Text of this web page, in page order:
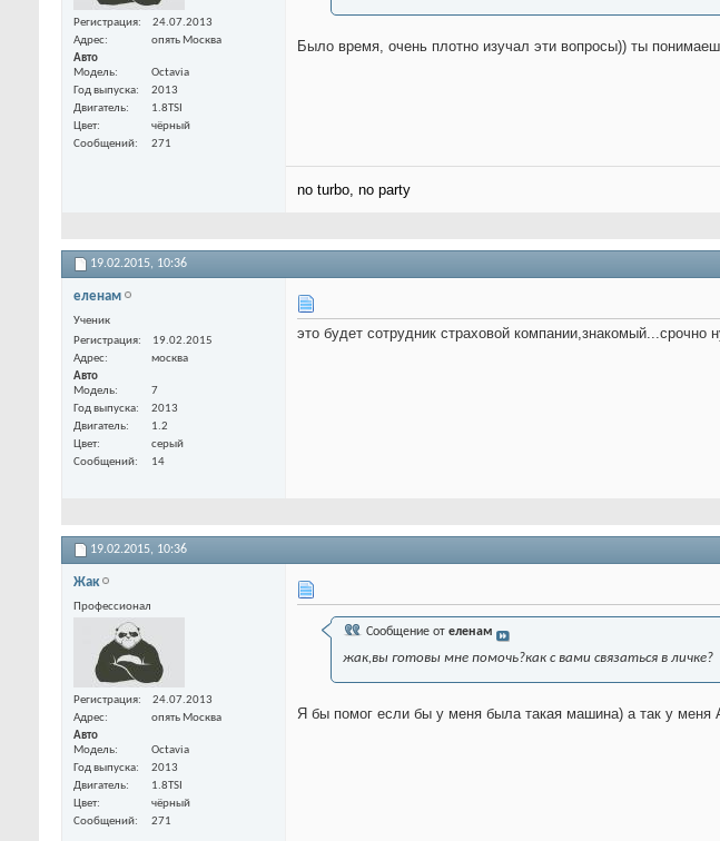
Регистрация
24.07.2013
Адрес
опять Москва
Авто
Модель
Octavia
Год выпуска
2013
Двигатель
1.8TSI
Цвет
чёрный
Сообщений
271
Было время, очень плотно изучал эти вопросы)) ты
no turbo, no party
19.02.2015, 10:36
еленам
Ученик
Регистрация
19.02.2015
Адрес
москва
Авто
Модель
7
Год выпуска
2013
Двигатель
1.2
Цвет
серый
Сообщений
14
это будет сотрудник страховой компании,знакомый...срочно
19.02.2015, 10:36
Жак
Профессионал
Регистрация
24.07.2013
Адрес
опять Москва
Авто
Модель
Octavia
Год выпуска
2013
Двигатель
1.8TSI
Цвет
чёрный
Сообщений
271
Сообщение от еленам
жак,вы готовы мне помочь?как с вами связаться в личке?
Я бы помог если бы у меня была такая машина) а так у меня